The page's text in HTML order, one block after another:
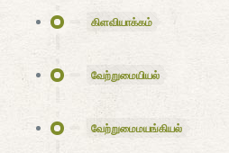
கிளவியாக்கம்
வேற்றுமையியல்
வேற்றுமைமயங்கியல்